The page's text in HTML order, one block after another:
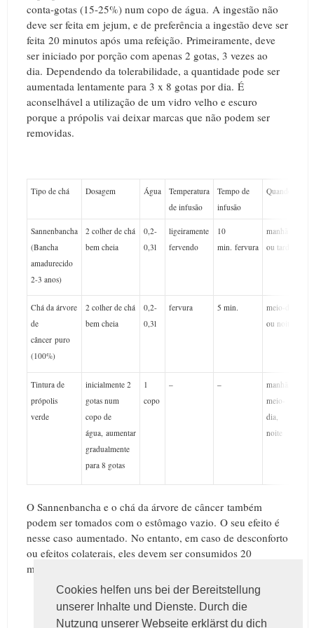
Cookies helfen uns bei der Bereitstellung
unserer Inhalte und Dienste. Durch die
Nutzung unserer Webseite erklärst du dich
conta-gotas (15-25%) num copo de água. A ingestão não
deve ser feita em jejum, e de preferência a ingestão deve ser
feita 20 minutos após uma refeição. Primeiramente, deve
ser iniciado por porção com apenas 2 gotas, 3 vezes ao
dia. Dependendo da tolerabilidade, a quantidade pode ser
aumentada lentamente para 3 x 8 gotas por dia. É
aconselhável a utilização de um vidro velho e escuro
porque a própolis vai deixar marcas que não podem ser
removidas.
Tipo de chá Dosagem Água
Temperatura
de infusão
Tempo de
infusão
Quando?
Sannenbancha
(Bancha
amadurecido
2-3 anos)
2 colher de chá
bem cheia
0,2-
0,3l
ligeiramente
fervendo
10
min. fervura
manhã
ou tarde
Chá da árvore
de
câncer puro
(100%)
2 colher de chá
bem cheia
0,2-
0,3l
fervura 5 min.
meio-dia
ou noite
Tintura de
própolis
verde
inicialmente 2
gotas num
copo de
água, aumentar
gradualmente
para 8 gotas
1
copo
– –
manhã,
meio-
dia,
noite
O Sannenbancha e o chá da árvore de câncer também
podem ser tomados com o estômago vazio. O seu efeito é
nesse caso aumentado. No entanto, em caso de desconforto
ou efeitos colaterais, eles devem ser consumidos 20
minutos após a refeição.